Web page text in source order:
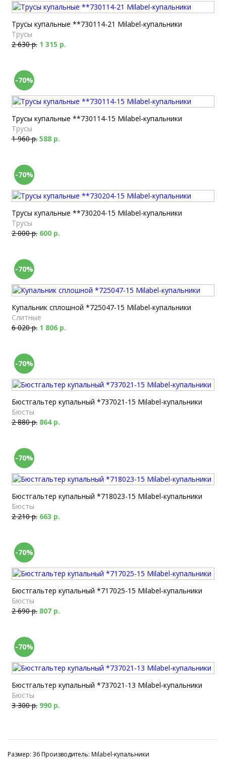
Трусы купальные **730114-21 Milabel-купальники
Трусы
2 630 р. 1 315 р.
-70%
Трусы купальные **730114-15 Milabel-купальники
Трусы
1 960 р. 588 р.
-70%
Трусы купальные **730204-15 Milabel-купальники
Трусы
2 000 р. 600 р.
-70%
Купальник сплошной *725047-15 Milabel-купальники
Слитные
6 020 р. 1 806 р.
-70%
Бюстгальтер купальный *737021-15 Milabel-купальники
Бюсты
2 880 р. 864 р.
-70%
Бюстгальтер купальный *718023-15 Milabel-купальники
Бюсты
2 210 р. 663 р.
-70%
Бюстгальтер купальный *717025-15 Milabel-купальники
Бюсты
2 690 р. 807 р.
-70%
Бюстгальтер купальный *737021-13 Milabel-купальники
Бюсты
3 300 р. 990 р.
Размер: 36 Производитель: Milabel-купальники